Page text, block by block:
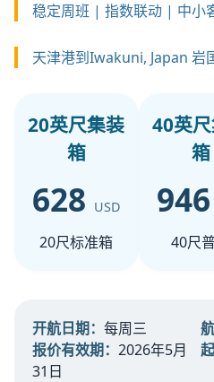
稳定周班 | 指数联动 | 中小
天津港到Iwakuni, Japan 岩
20英尺集装
箱
628 USD
20尺标准箱
40英
箱
946
40尺
开航日期： 每周三
报价有效期： 2026年5月
31日